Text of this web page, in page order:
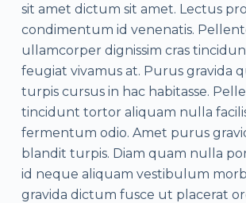
sit amet dictum sit amet. Lectus
condimentum id venenatis.
ullamcorper dignissim cras
feugiat vivamus at. Purus gravida
turpis cursus in hac habitasse.
tincidunt tortor aliquam nulla
fermentum odio. Amet purus
blandit turpis. Diam quam nulla
id neque aliquam vestibulum
gravida dictum fusce ut placerat